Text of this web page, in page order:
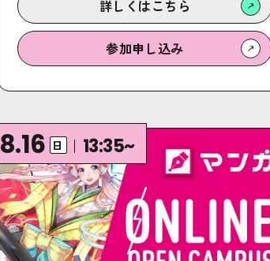
詳しくはこちら
参加申し込み
8.16 日 13:35~